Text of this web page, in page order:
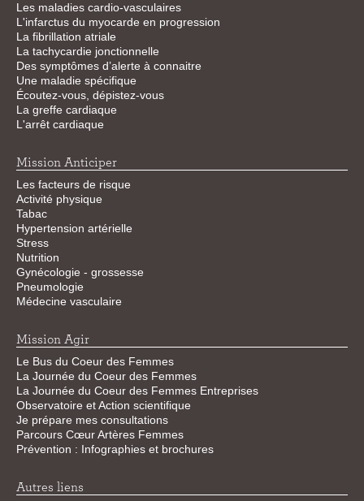
Les maladies cardio-vasculaires
L'infarctus du myocarde en progression
La fibrillation atriale
La tachycardie jonctionnelle
Des symptômes d’alerte à connaitre
Une maladie spécifique
Écoutez-vous, dépistez-vous
La greffe cardiaque
L'arrêt cardiaque
Mission Anticiper
Les facteurs de risque
Activité physique
Tabac
Hypertension artérielle
Stress
Nutrition
Gynécologie - grossesse
Pneumologie
Médecine vasculaire
Mission Agir
Le Bus du Coeur des Femmes
La Journée du Coeur des Femmes
La Journée du Coeur des Femmes Entreprises
Observatoire et Action scientifique
Je prépare mes consultations
Parcours Cœur Artères Femmes
Prévention : Infographies et brochures
Autres liens